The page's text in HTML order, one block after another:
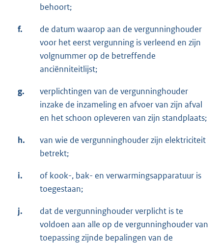
behoort;
f.
de datum waarop aan de vergunninghouder
voor het eerst vergunning is verleend en zijn
volgnummer op de betreffende
anciënniteitlijst;
g.
verplichtingen van de vergunninghouder
inzake de inzameling en afvoer van zijn afval
en het schoon opleveren van zijn standplaats;
h.
van wie de vergunninghouder zijn elektriciteit
betrekt;
i.
of kook-, bak- en verwarmingsapparatuur is
toegestaan;
j.
dat de vergunninghouder verplicht is te
voldoen aan alle op de vergunninghouder van
toepassing zijnde bepalingen van de